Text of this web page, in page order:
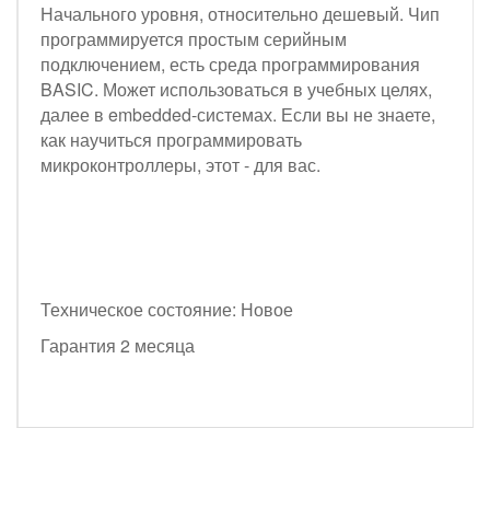
Начального уровня, относительно дешевый. Чип
программируется простым серийным
подключением, есть среда программирования
BASIC. Может использоваться в учебных целях,
далее в embedded-системах. Если вы не знаете,
как научиться программировать
микроконтроллеры, этот - для вас.
Техническое состояние: Новое
Гарантия 2 месяца